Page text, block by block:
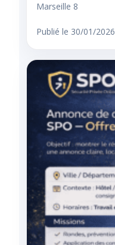
Marseille 8
Publié le 30/01/2026